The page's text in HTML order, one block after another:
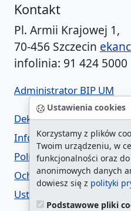
Ustawienia cookies
Korzystamy z plików
Twoim urządzeniu, w
funkcjonalności oraz
anonimowych danych
dowiesz się z polityki
Podstawowe pliki
Kontakt
Pl. Armii Krajowej 1,
70-456 Szczecin
infolinia: 91 424 5000
Administrator BIP UM
Deklaracja dostępności
Informacja o urzędzie w
Polityka prywatności
Ochrona danych
Ustawienia cookies